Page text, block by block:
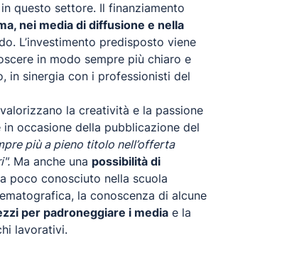
questo settore. Il finanziamento
nei media di diffusione e nella
L’investimento predisposto viene
in modo sempre più chiaro e
in sinergia con i professionisti del
la creatività e la passione
occasione della pubblicazione del
più a pieno titolo nell’offerta
Ma anche una possibilità di
poco conosciuto nella scuola
la conoscenza di alcune
per padroneggiare i media e la
lavorativi.